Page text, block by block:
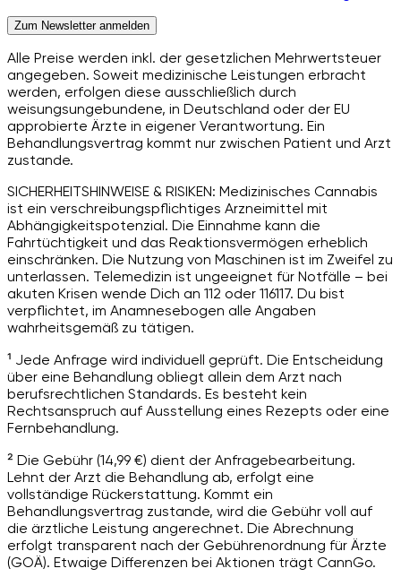
Zum Newsletter anmelden
Alle Preise werden inkl. der gesetzlichen Mehrwertsteuer
angegeben. Soweit medizinische Leistungen erbracht
werden, erfolgen diese ausschließlich durch
weisungsungebundene, in Deutschland oder der EU
approbierte Ärzte in eigener Verantwortung. Ein
Behandlungsvertrag kommt nur zwischen Patient und Arzt
zustande.
SICHERHEITSHINWEISE & RISIKEN: Medizinisches Cannabis
ist ein verschreibungspflichtiges Arzneimittel mit
Abhängigkeitspotenzial. Die Einnahme kann die
Fahrtüchtigkeit und das Reaktionsvermögen erheblich
einschränken. Die Nutzung von Maschinen ist im Zweifel zu
unterlassen. Telemedizin ist ungeeignet für Notfälle – bei
akuten Krisen wende Dich an 112 oder 116117. Du bist
verpflichtet, im Anamnesebogen alle Angaben
wahrheitsgemäß zu tätigen.
¹ Jede Anfrage wird individuell geprüft. Die Entscheidung
über eine Behandlung obliegt allein dem Arzt nach
berufsrechtlichen Standards. Es besteht kein
Rechtsanspruch auf Ausstellung eines Rezepts oder eine
Fernbehandlung.
² Die Gebühr (14,99 €) dient der Anfragebearbeitung.
Lehnt der Arzt die Behandlung ab, erfolgt eine
vollständige Rückerstattung. Kommt ein
Behandlungsvertrag zustande, wird die Gebühr voll auf
die ärztliche Leistung angerechnet. Die Abrechnung
erfolgt transparent nach der Gebührenordnung für Ärzte
(GOÄ). Etwaige Differenzen bei Aktionen trägt CannGo.